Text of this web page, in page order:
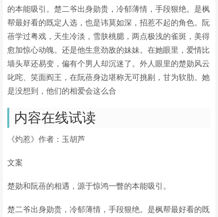
的本能吸引。楚二爷出身勋贵，冷郁薄情，手段狠绝。是枫
帮最好看的既定人选，也是讳莫如深，招惹不起的角色。阮
蓓学过粤戏，天生冷淡，雪肤桃腮，两点极浅的雀斑，美得
愈加惊心动魄。还是他生意劲敌的妹妹。在她眼里，爱情比
墙头草还易变，偏有个男人却沉迷了。外人眼里的楚勋风云
叱咤、笑面阎王，在阮蓓身边堪称无可挑剔，甘为软肋。她
是没想到，他们的相爱会这么合
内容在线试读
《灼惹》作者：玉胡芦
文案
楚勋和阮蓓的相遇，源于惊鸿一瞥的本能吸引。
楚二爷出身勋贵，冷郁薄情，手段狠绝。是枫帮最好看的既